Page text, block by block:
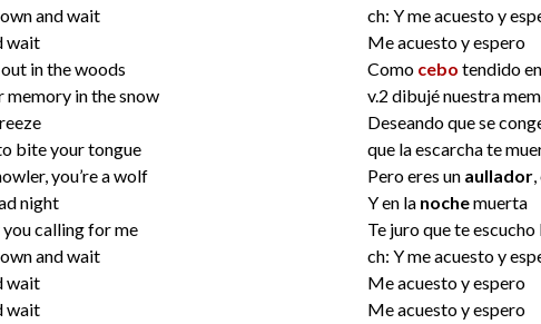
and wait
wait
in the woods
memory in the snow
bite your tongue
you’re a wolf
night
you calling for me
and wait
wait
wait
ch: Y me acuesto y
Me acuesto y espero
Como cebo tendido
v.2 dibujé nuestra
Deseando que se
que la escarcha te
Pero eres un aullador
Y en la nochemuerta
Te juro que te
ch: Y me acuesto y
Me acuesto y espero
Me acuesto y espero